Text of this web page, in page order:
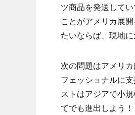
ツ商品を発送して
ことがアメリカ展
たいならば、現地
次の問題はアメリ
フェッショナルに
ストはアジアで小
てでも進出しよう